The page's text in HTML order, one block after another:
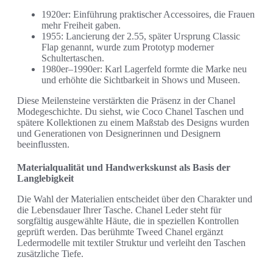
1920er: Einführung praktischer Accessoires, die Frauen
mehr Freiheit gaben.
1955: Lancierung der 2.55, später Ursprung Classic
Flap genannt, wurde zum Prototyp moderner
Schultertaschen.
1980er–1990er: Karl Lagerfeld formte die Marke neu
und erhöhte die Sichtbarkeit in Shows und Museen.
Diese Meilensteine verstärkten die Präsenz in der Chanel
Modegeschichte. Du siehst, wie Coco Chanel Taschen und
spätere Kollektionen zu einem Maßstab des Designs wurden
und Generationen von Designerinnen und Designern
beeinflussten.
Materialqualität und Handwerkskunst als Basis der
Langlebigkeit
Die Wahl der Materialien entscheidet über den Charakter und
die Lebensdauer Ihrer Tasche. Chanel Leder steht für
sorgfältig ausgewählte Häute, die in speziellen Kontrollen
geprüft werden. Das berühmte Tweed Chanel ergänzt
Ledermodelle mit textiler Struktur und verleiht den Taschen
zusätzliche Tiefe.